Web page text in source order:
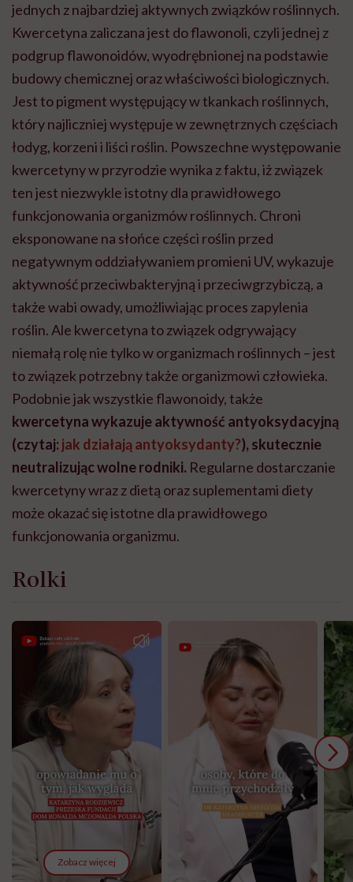
jednych z najbardziej aktywnych związków roślinnych.
Kwercetyna zaliczana jest do flawonoli, czyli jednej z
podgrup flawonoidów, wyodrębnionej na podstawie
budowy chemicznej oraz właściwości biologicznych.
Jest to pigment występujący w tkankach roślinnych,
który najliczniej występuje w zewnętrznych częściach
łodyg, korzeni i liści roślin. Powszechne występowanie
kwercetyny w przyrodzie wynika z faktu, iż związek
ten jest niezwykle istotny dla prawidłowego
funkcjonowania organizmów roślinnych. Chroni
eksponowane na słońce części roślin przed
negatywnym oddziaływaniem promieni UV, wykazuje
aktywność przeciwbakteryjną i przeciwgrzybiczą, a
także wabi owady, umożliwiając proces zapylenia
roślin. Ale kwercetyna to związek odgrywający
niemałą rolę nie tylko w organizmach roślinnych – jest
to związek potrzebny także organizmowi człowieka.
Podobnie jak wszystkie flawonoidy, także
kwercetyna wykazuje aktywność antyoksydacyjną
(czytaj: jak działają antyoksydanty?), skutecznie
neutralizując wolne rodniki. Regularne dostarczanie
kwercetyny wraz z dietą oraz suplementami diety
może okazać się istotne dla prawidłowego
funkcjonowania organizmu.
Rolki
Zobacz więcej